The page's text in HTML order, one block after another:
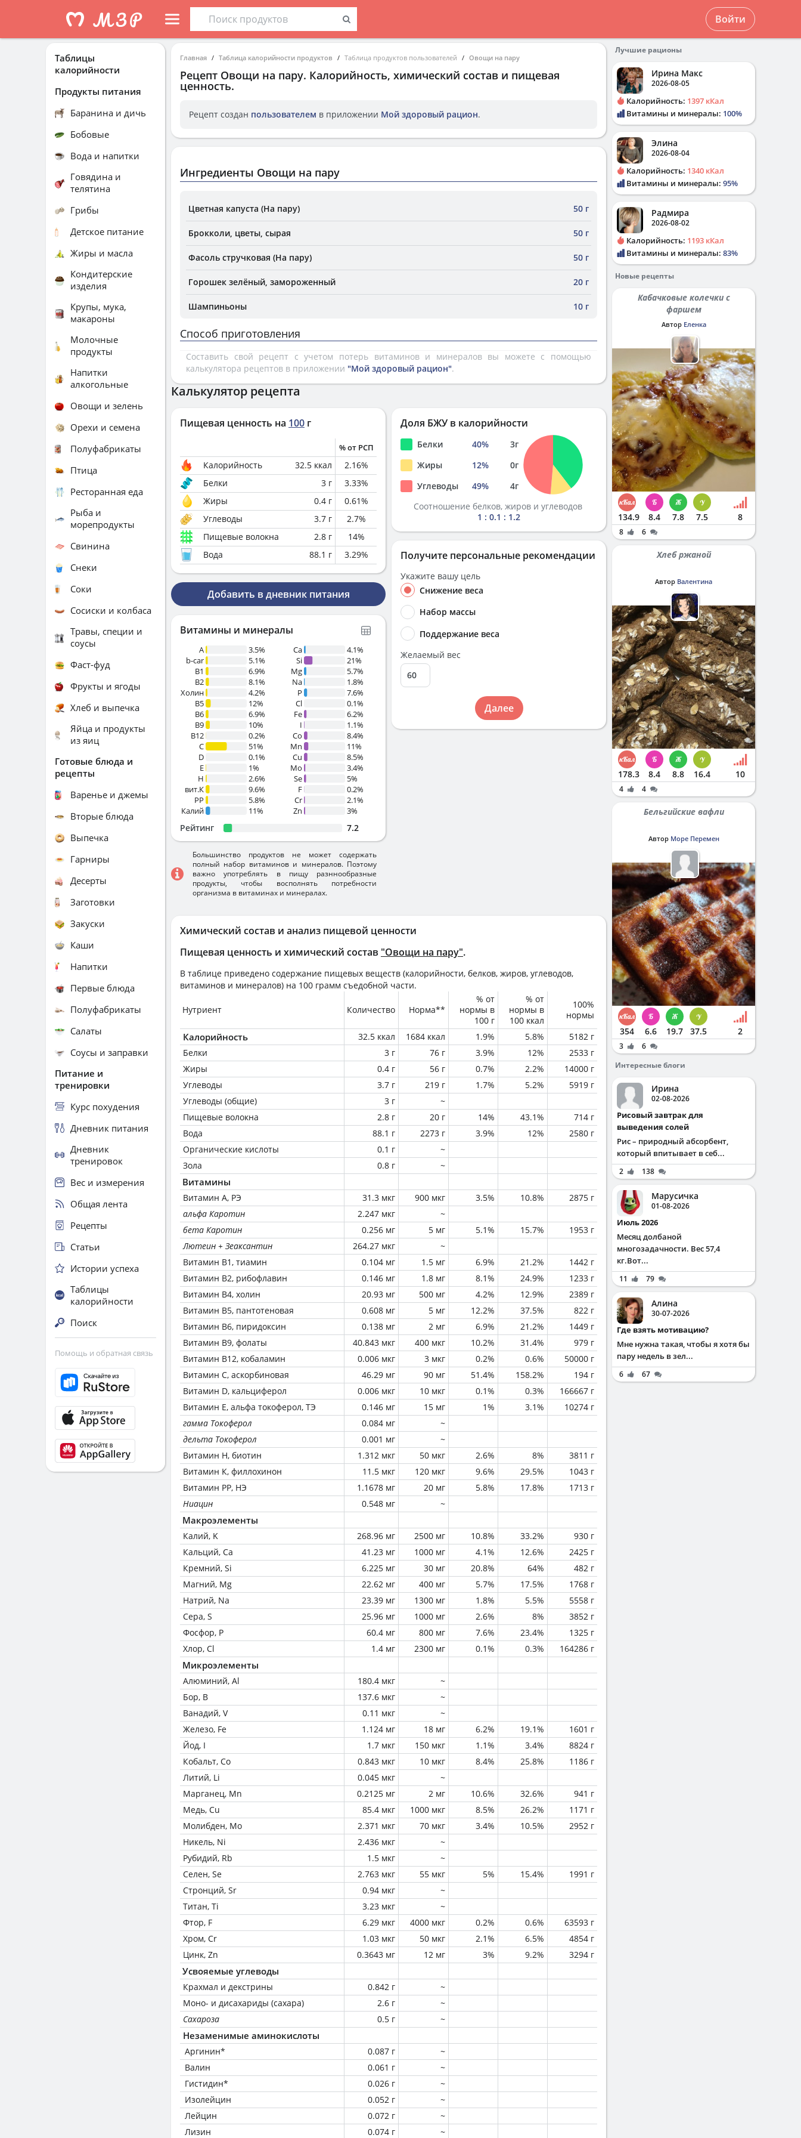
Войти
Главная Таблица калорийности продуктов Таблица продуктов пользователей Овощи на пару
Рецепт Овощи на пару. Калорийность, химический состав и пищевая
ценность.
Рецепт создан пользователем в приложении Мой здоровый рацион.
Ингредиенты Овощи на пару
Цветная капуста (На пару) 50 г
Брокколи, цветы, сырая 50 г
Фасоль стручковая (На пару) 50 г
Горошек зелёный, замороженный 20 г
Шампиньоны 10 г
Способ приготовления
Составить свой рецепт с учетом потерь витаминов и минералов вы можете с помощью
калькулятора рецептов в приложении "Мой здоровый рацион".
Химический состав и анализ пищевой ценности
Пищевая ценность и химический состав "Овощи на пару".
В таблице приведено содержание пищевых веществ (калорийности, белков, жиров, углеводов,
витаминов и минералов) на 100 грамм съедобной части.
Нутриент Количество Норма**
% от
нормы в
100 г
% от
нормы в
100 ккал
100%
нормы
Калорийность 32.5 ккал 1684 ккал 1.9% 5.8%
5182 г
Белки
3 г 76 г 3.9% 12%
2533 г
Жиры
0.4 г 56 г 0.7% 2.2%
14000 г
Углеводы
3.7 г 219 г 1.7% 5.2%
5919 г
Углеводы (общие)
3 г
~
Пищевые волокна
2.8 г 20 г 14% 43.1%
714 г
Вода
88.1 г 2273 г 3.9% 12%
2580 г
Органические кислоты
0.1 г
~
Зола
0.8 г ~
Витамины
Витамин А, РЭ 31.3 мкг 900 мкг 3.5% 10.8%
2875 г
альфа Каротин
2.247 мкг
~
бета Каротин
0.256 мг 5 мг 5.1% 15.7%
1953 г
Лютеин + Зеаксантин
264.27 мкг
~
Витамин В1, тиамин
0.104 мг 1.5 мг 6.9% 21.2%
1442 г
Витамин В2, рибофлавин
0.146 мг 1.8 мг 8.1% 24.9%
1233 г
Витамин В4, холин
20.93 мг 500 мг 4.2% 12.9%
2389 г
Витамин В5, пантотеновая
0.608 мг 5 мг 12.2% 37.5%
822 г
Витамин В6, пиридоксин
0.138 мг 2 мг 6.9% 21.2%
1449 г
Витамин В9, фолаты
40.843 мкг 400 мкг 10.2% 31.4%
979 г
Витамин В12, кобаламин
0.006 мкг 3 мкг 0.2% 0.6%
50000 г
Витамин C, аскорбиновая
46.29 мг 90 мг 51.4% 158.2%
194 г
Витамин D, кальциферол
0.006 мкг 10 мкг 0.1% 0.3%
166667 г
Витамин Е, альфа токоферол, ТЭ
0.146 мг 15 мг 1% 3.1%
10274 г
гамма Токоферол
0.084 мг
~
дельта Токоферол
0.001 мг
~
Витамин Н, биотин
1.312 мкг 50 мкг 2.6% 8%
3811 г
Витамин К, филлохинон
11.5 мкг 120 мкг 9.6% 29.5%
1043 г
Витамин РР, НЭ
1.1678 мг 20 мг 5.8% 17.8%
1713 г
Ниацин
0.548 мг ~
Макроэлементы
Калий, K 268.96 мг 2500 мг 10.8% 33.2%
930 г
Кальций, Ca
41.23 мг 1000 мг 4.1% 12.6%
2425 г
Кремний, Si
6.225 мг 30 мг 20.8% 64%
482 г
Магний, Mg
22.62 мг 400 мг 5.7% 17.5%
1768 г
Натрий, Na
23.39 мг 1300 мг 1.8% 5.5%
5558 г
Сера, S
25.96 мг 1000 мг 2.6% 8%
3852 г
Фосфор, P
60.4 мг 800 мг 7.6% 23.4%
1325 г
Хлор, Cl
1.4 мг 2300 мг 0.1% 0.3% 164286 г
Микроэлементы
Алюминий, Al 180.4 мкг
~
Бор, B
137.6 мкг
~
Ванадий, V
0.11 мкг
~
Железо, Fe
1.124 мг 18 мг 6.2% 19.1%
1601 г
Йод, I
1.7 мкг 150 мкг 1.1% 3.4%
8824 г
Кобальт, Co
0.843 мкг 10 мкг 8.4% 25.8%
1186 г
Литий, Li
0.045 мкг
~
Марганец, Mn
0.2125 мг 2 мг 10.6% 32.6%
941 г
Медь, Cu
85.4 мкг 1000 мкг 8.5% 26.2%
1171 г
Молибден, Mo
2.371 мкг 70 мкг 3.4% 10.5%
2952 г
Никель, Ni
2.436 мкг
~
Рубидий, Rb
1.5 мкг
~
Селен, Se
2.763 мкг 55 мкг 5% 15.4%
1991 г
Стронций, Sr
0.94 мкг
~
Титан, Ti
3.23 мкг
~
Фтор, F
6.29 мкг 4000 мкг 0.2% 0.6%
63593 г
Хром, Cr
1.03 мкг 50 мкг 2.1% 6.5%
4854 г
Цинк, Zn
0.3643 мг 12 мг 3% 9.2% 3294 г
Усвояемые углеводы
Крахмал и декстрины 0.842 г
~
Моно- и дисахариды (сахара)
2.6 г
~
Сахароза
0.5 г ~
Незаменимые аминокислоты
Аргинин* 0.087 г
~
Валин
0.061 г
~
Гистидин*
0.026 г
~
Изолейцин
0.052 г
~
Лейцин
0.072 г
~
Лизин
0.074 г ~
Калькулятор рецепта
Пищевая ценность на 100 г
% от РСП
Калорийность 32.5 ккал 2.16%
Белки
3 г 3.33%
Жиры
0.4 г 0.61%
Углеводы
3.7 г 2.7%
Пищевые волокна
2.8 г 14%
Вода
88.1 г 3.29%
Добавить в дневник питания
Витамины и минералы
A
3.5%
b-car
5.1%
В1
6.9%
B2
8.1%
Холин
4.2%
B5
12%
B6
6.9%
B9
10%
B12
0.2%
C
51%
D
0.1%
E
1%
H
2.6%
вит.К
9.6%
PP
5.8%
Калий
11%
Ca
4.1%
Si
21%
Mg
5.7%
Na
1.8%
P
7.6%
Cl
0.1%
Fe
6.2%
I
1.1%
Co
8.4%
Mn
11%
Cu
8.5%
Mo
3.4%
Se
5%
F
0.2%
Cr
2.1%
Zn
3%
Рейтинг 7.2
Большинство продуктов не может содержать
полный набор витаминов и минералов. Поэтому
важно употреблять в пищу разннообразные
продукты, чтобы восполнять потребности
организма в витаминах и минералах.
Доля БЖУ в калорийности
Белки 40% 3г
Жиры
12% 0г
Углеводы
49% 4г
Соотношение белков, жиров и углеводов
1 : 0.1 : 1.2
Получите персональные рекомендации
Укажите вашу цель
Снижение веса
Набор массы
Поддержание веса
Желаемый вес
Далее
Таблицы
калорийности
Продукты питания
Баранина и дичь
Бобовые
Вода и напитки
Говядина и
телятина
Грибы
Детское питание
Жиры и масла
Кондитерские
изделия
Крупы, мука,
макароны
Молочные
продукты
Напитки
алкогольные
Овощи и зелень
Орехи и семена
Полуфабрикаты
Птица
Ресторанная еда
Рыба и
морепродукты
Свинина
Снеки
Соки
Сосиски и колбаса
Травы, специи и
соусы
Фаст-фуд
Фрукты и ягоды
Хлеб и выпечка
Яйца и продукты
из яиц
Готовые блюда и
рецепты
Варенье и джемы
Вторые блюда
Выпечка
Гарниры
Десерты
Заготовки
Закуски
Каши
Напитки
Первые блюда
Полуфабрикаты
Салаты
Соусы и заправки
Питание и
тренировки
Курс похудения
Дневник питания
Дневник
тренировок
Вес и измерения
Общая лента
Рецепты
Статьи
Истории успеха
Таблицы
калорийности
Поиск
Помощь и обратная связь
Лучшие рационы
Ирина Макс
2026-08-05
Калорийность: 1397 кКал
Витамины и минералы: 100%
Элина
2026-08-04
Калорийность: 1340 кКал
Витамины и минералы: 95%
Радмира
2026-08-02
Калорийность: 1193 кКал
Витамины и минералы: 83%
Новые рецепты
Кабачковые колечки с
фаршем
Автор Еленка
134.9 8.4 7.8 7.5 8
8 6
Хлеб ржаной
Автор Валентина
178.3 8.4 8.8 16.4 10
4 4
Бельгийские вафли
Автор Море Перемен
354 6.6 19.7 37.5 2
3
6
Интересные блоги
Ирина
02-08-2026
Рисовый завтрак для
выведения солей
Рис – природный абсорбент,
который впитывает в себ...
2 138
Марусичка
01-08-2026
Июль 2026
Месяц долбаной
многозадачности. Вес 57,4
кг.Вот...
11 79
Алина
30-07-2026
Где взять мотивацию?
Мне нужна такая, чтобы я хотя бы
пару недель в зел...
6 67